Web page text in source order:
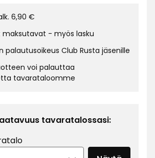
6,90 €
- myös lasku
palautusoikeus Club Rusta jäsenille
voi palauttaa
tavarataloomme
tavaratalossasi: